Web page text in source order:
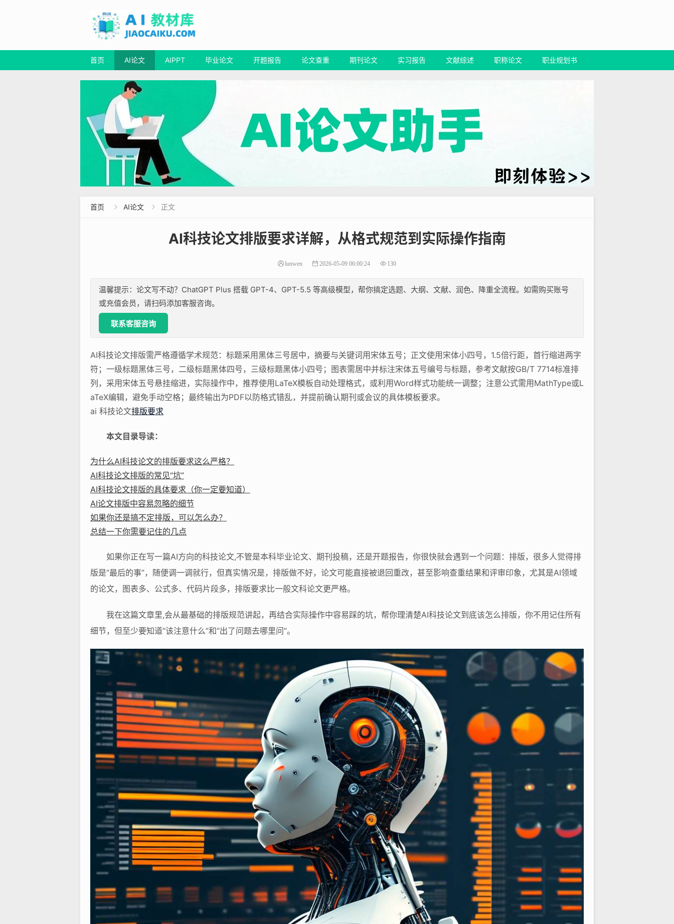
首页 AI论文 AIPPT 毕业论文 开题报告 论文查重 期刊论文 实习报告 文献综述 职称论文 职业规划书
首页  AI论文  正文
AI科技论文排版要求详解，从格式规范到实际操作指南
lunwen 2026-05-09 06:00:24 130
温馨提示：论文写不动？ChatGPT Plus 搭载 GPT-4、GPT-5.5 等高级模型，帮你搞定选题、大纲、文献、润色、降重全流程。如需购买账号
或充值会员，请扫码添加客服咨询。
联系客服咨询
AI科技论文排版需严格遵循学术规范：标题采用黑体三号居中，摘要与关键词用宋体五号；正文使用宋体小四号，1.5倍行距，首行缩进两字
符；一级标题黑体三号，二级标题黑体四号，三级标题黑体小四号；图表需居中并标注宋体五号编号与标题，参考文献按GB/T 7714标准排
列，采用宋体五号悬挂缩进，实际操作中，推荐使用LaTeX模板自动处理格式，或利用Word样式功能统一调整；注意公式需用MathType或L
aTeX编辑，避免手动空格；最终输出为PDF以防格式错乱，并提前确认期刊或会议的具体模板要求。
ai 科技论文排版要求
本文目录导读：
为什么AI科技论文的排版要求这么严格？
AI科技论文排版的常见“坑”
AI科技论文排版的具体要求（你一定要知道）
AI论文排版中容易忽略的细节
如果你还是搞不定排版，可以怎么办？
总结一下你需要记住的几点
如果你正在写一篇AI方向的科技论文,不管是本科毕业论文、期刊投稿，还是开题报告，你很快就会遇到一个问题：排版，很多人觉得排
版是“最后的事”，随便调一调就行，但真实情况是，排版做不好，论文可能直接被退回重改，甚至影响查重结果和评审印象，尤其是AI领域
的论文，图表多、公式多、代码片段多，排版要求比一般文科论文更严格。
我在这篇文章里,会从最基础的排版规范讲起，再结合实际操作中容易踩的坑，帮你理清楚AI科技论文到底该怎么排版，你不用记住所有
细节，但至少要知道“该注意什么”和“出了问题去哪里问”。